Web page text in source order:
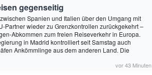
gegenseitig
Spanien und Italien über den Umgang mit
Partner wieder zu Grenzkontrollen zurückgekehrt –
Abkommen zum freien Reiseverkehr in Europa.
in Madrid kontrolliert seit Samstag auch
Ankömmlinge aus dem anderen Land. Die
vor 43 Minuten